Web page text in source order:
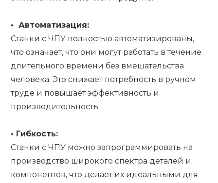
•Автоматизация:
Станки с ЧПУ полностью автоматизированы,
что означает, что они могут работать в течение
длительного времени без вмешательства
человека. Это снижает потребность в ручном
труде и повышает эффективность и
производительность.
• Гибкость:
Станки с ЧПУ можно запрограммировать на
производство широкого спектра деталей и
компонентов, что делает их идеальными для